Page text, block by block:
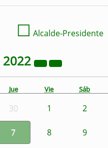
☐ Alcalde-Presidente
2022
Jue Vie Sáb
30 1 2
7 8 9